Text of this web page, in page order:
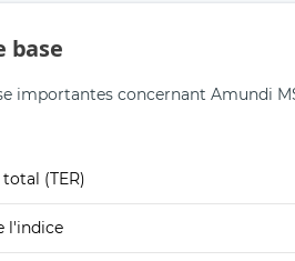
base
importantes concernant Amundi
(TER)
l'indice